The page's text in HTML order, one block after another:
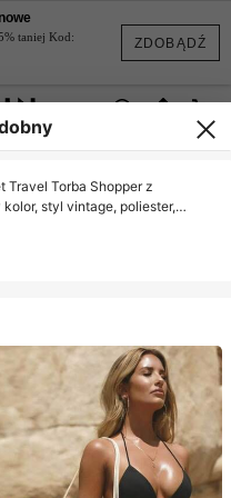
ZDOBĄDŹ
taniej Kod:
Travel Torba Shopper z
styl vintage, poliester,